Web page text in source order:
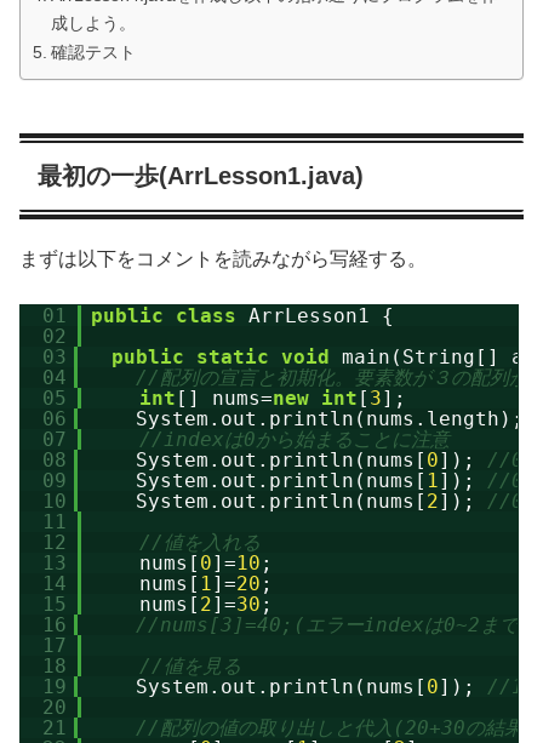
成しよう。
確認テスト
最初の一歩(ArrLesson1.java)
まずは以下をコメントを読みながら写経する。
01 public class ArrLesson1 {
02
03
public static void main(String[]
04
//配列の宣言と初期化。要素数が３の配列が
05
int [] nums=new int [ 3];
06
System.out.println(nums.length);
07
//indexは0から始まることに注意
08
System.out.println(nums[ 0]); //0
09
System.out.println(nums[ 1]); //0
10
System.out.println(nums[ 2]); //0
11
12
//値を入れる
13
nums[ 0]=10 ;
14
nums[ 1]=20 ;
15
nums[ 2]=30 ;
16
//nums[3]=40;(エラーindexは0~2までし
17
18
//値を見る
19
System.out.println(nums[ 0]); //10
20
21
//配列の値の取り出しと代入(20+30の結果